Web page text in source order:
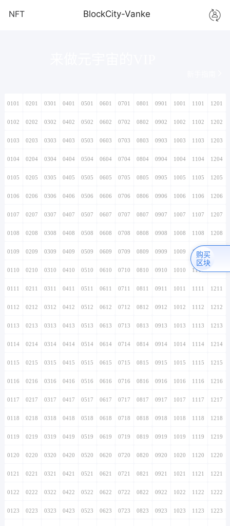
NFT BlockCity-Vanke
0101 0201 0301 0401 0501 0601 0701 0801 0901 1001 1101 1201
0102 0202 0302 0402 0502 0602 0702 0802 0902 1002 1102 1202
0103 0203 0303 0403 0503 0603 0703 0803 0903 1003 1103 1203
0104 0204 0304 0404 0504 0604 0704 0804 0904 1004 1104 1204
0105 0205 0305 0405 0505 0605 0705 0805 0905 1005 1105 1205
0106 0206 0306 0406 0506 0606 0706 0806 0906 1006 1106 1206
0107 0207 0307 0407 0507 0607 0707 0807 0907 1007 1107 1207
0108 0208 0308 0408 0508 0608 0708 0808 0908 1008 1108 1208
0109 0209 0309 0409 0509 0609 0709 0809 0909 1009 1109
0110 0210 0310 0410 0510 0610 0710 0810 0910 1010 1110
0111 0211 0311 0411 0511 0611 0711 0811 0911 1011 1111 1211
0112 0212 0312 0412 0512 0612 0712 0812 0912 1012 1112 1212
0113 0213 0313 0413 0513 0613 0713 0813 0913 1013 1113 1213
0114 0214 0314 0414 0514 0614 0714 0814 0914 1014 1114 1214
0115 0215 0315 0415 0515 0615 0715 0815 0915 1015 1115 1215
0116 0216 0316 0416 0516 0616 0716 0816 0916 1016 1116 1216
0117 0217 0317 0417 0517 0617 0717 0817 0917 1017 1117 1217
0118 0218 0318 0418 0518 0618 0718 0818 0918 1018 1118 1218
0119 0219 0319 0419 0519 0619 0719 0819 0919 1019 1119 1219
0120 0220 0320 0420 0520 0620 0720 0820 0920 1020 1120 1220
0121 0221 0321 0421 0521 0621 0721 0821 0921 1021 1121 1221
0122 0222 0322 0422 0522 0622 0722 0822 0922 1022 1122 1222
0123 0223 0323 0423 0523 0623 0723 0823 0923 1023 1123 1223
购买
区块